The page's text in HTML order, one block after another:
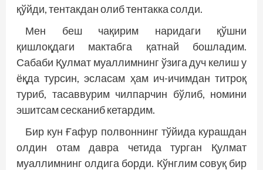
қўйди, тентакдан олиб тентакка солди.
Мен беш чақирим наридаги қўшни
қишлоқдаги мактабга қатнай бошладим.
Сабаби Қулмат муаллимнинг ўзига дуч келиш у
ёқда турсин, эсласам ҳам ич-ичимдан титроқ
туриб, тасаввурим чилпарчин бўлиб, номини
эшитсам сесканиб кетардим.
Бир кун Ғафур полвоннинг тўйида курашдан
олдин отам давра четида турган Қулмат
муаллимнинг олдига борди. Кўнглим совуқ бир